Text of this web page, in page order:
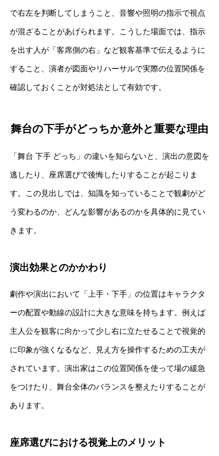
で右左を判断してしまうこと、音響や照明の指示で視点
が混ざることがあげられます。こうした場面では、指示
を出す人が「客席側の右」など観客基準で伝えるように
すること、演者が図面やリハーサルで実際の位置関係を
確認しておくことが対処法として有効です。
舞台の下手がどっちか意外と重要な理由
「舞台 下手 どっち」の違いを知らないと、演出の意図を
逃したり、座席選びで後悔したりすることが起こりま
す。この見出しでは、知識を知っていることで観劇がど
う変わるのか、どんな影響があるのかを具体的に見てい
きます。
演出効果とのかかわり
劇作や演出において「上手・下手」の位置はキャラクタ
ーの配置や動線の設計に大きな意味を持ちます。例えば
主人公を観客に向かって少し右に立たせることで視覚的
に印象が強くなるなど、見え方を操作するための工夫が
されています。演出家はこの位置関係を使って場の緩急
をつけたり、舞台全体のバランスを整えたりすることが
あります。
座席選びにおける視覚上のメリット